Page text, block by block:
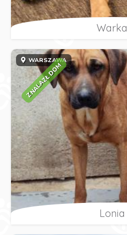
Warka
WARSZAWA
ZNALAZŁ DOM
Lonia